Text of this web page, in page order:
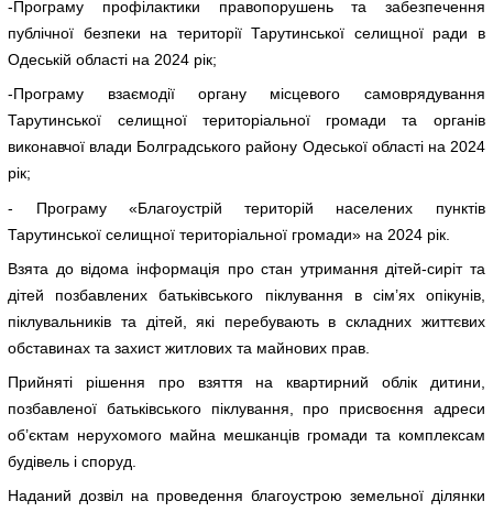
-Програму профілактики правопорушень та забезпечення
публічної безпеки на території Тарутинської селищної ради в
Одеській області на 2024 рік;
-Програму взаємодії органу місцевого самоврядування
Тарутинської селищної територіальної громади та органів
виконавчої влади Болградського району Одеської області на 2024
рік;
- Програму «Благоустрій територій населених пунктів
Тарутинської селищної територіальної громади» на 2024 рік.
Взята до відома інформація про стан утримання дітей-сиріт та
дітей позбавлених батьківського піклування в сім’ях опікунів,
піклувальників та дітей, які перебувають в складних життєвих
обставинах та захист житлових та майнових прав.
Прийняті рішення про взяття на квартирний облік дитини,
позбавленої батьківського піклування, про присвоєння адреси
об’єктам нерухомого майна мешканців громади та комплексам
будівель і споруд.
Наданий дозвіл на проведення благоустрою земельної ділянки